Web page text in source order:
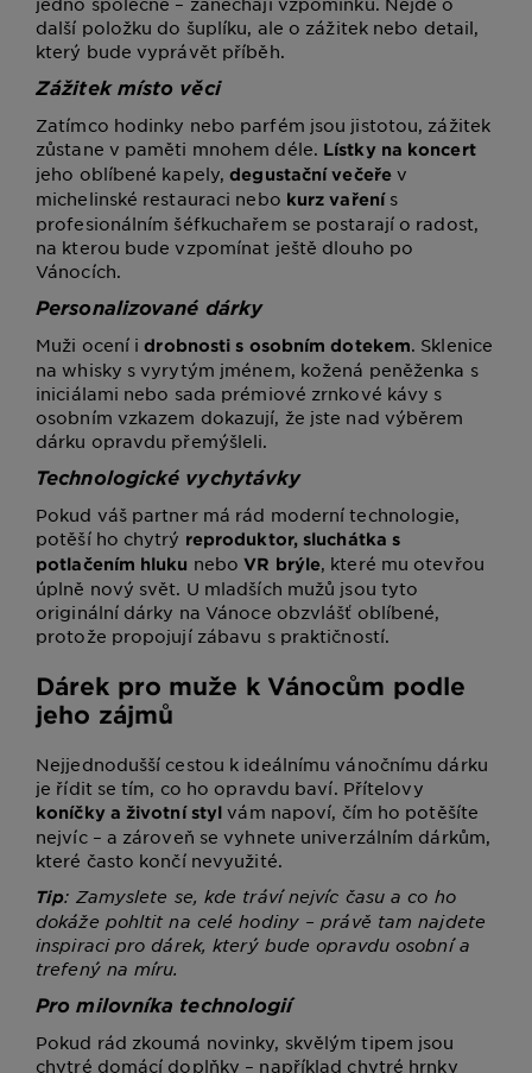
další položku do šuplíku, ale o zážitek nebo detail,
který bude vyprávět příběh.
Zážitek místo věci
Zatímco hodinky nebo parfém jsou jistotou, zážitek
zůstane v paměti mnohem déle. Lístky na koncert
jeho oblíbené kapely,degustační večeřev
michelinské restauraci nebo kurz vařenís
profesionálním šéfkuchařem se postarají o radost,
na kterou bude vzpomínat ještě dlouho po
Vánocích.
Personalizované dárky
Muži ocení idrobnosti s osobním dotekem. Sklenice
na whisky s vyrytým jménem, kožená peněženka s
iniciálami nebo sada prémiové zrnkové kávy s
osobním vzkazem dokazují, že jste nad výběrem
dárku opravdu přemýšleli.
Technologické vychytávky
Pokud váš partner má rád moderní technologie,
potěší ho chytrý reproduktor, sluchátka s
potlačením hluku neboVR brýle, které mu otevřou
úplně nový svět. U mladších mužů jsou tyto
originální dárky na Vánoce obzvlášť oblíbené,
protože propojují zábavu s praktičností.
Dárek pro muže k Vánocům podle
jeho zájmů
Nejjednodušší cestou k ideálnímu vánočnímu dárku
je řídit se tím, co ho opravdu baví. Přítelovy
koníčky a životní styl vám napoví, čím ho potěšíte
nejvíc – a zároveň se vyhnete univerzálním dárkům,
které často končí nevyužité.
Tip: Zamyslete se, kde tráví nejvíc času a co ho
dokáže pohltit na celé hodiny – právě tam najdete
inspiraci pro dárek, který bude opravdu osobní a
trefený na míru.
Pro milovníka technologií
Pokud rád zkoumá novinky, skvělým tipem jsou
chytré domácí doplňky – například chytré hrnky